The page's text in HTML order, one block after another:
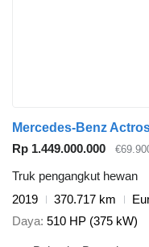
Mercedes-Benz
Rp 1.449.000.000
Truk pengangkut hewan
2019
370.717 km
Daya 510 HP (375 kW)